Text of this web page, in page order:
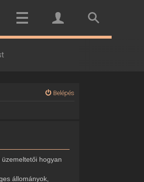
Belépés
üzemeltetői hogyan
állományok,